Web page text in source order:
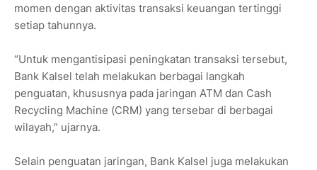
momen dengan aktivitas transaksi keuangan tertinggi
setiap tahunnya.
“Untuk mengantisipasi peningkatan transaksi tersebut,
Bank Kalsel telah melakukan berbagai langkah
penguatan, khususnya pada jaringan ATM dan Cash
Recycling Machine (CRM) yang tersebar di berbagai
wilayah,” ujarnya.
Selain penguatan jaringan, Bank Kalsel juga melakukan